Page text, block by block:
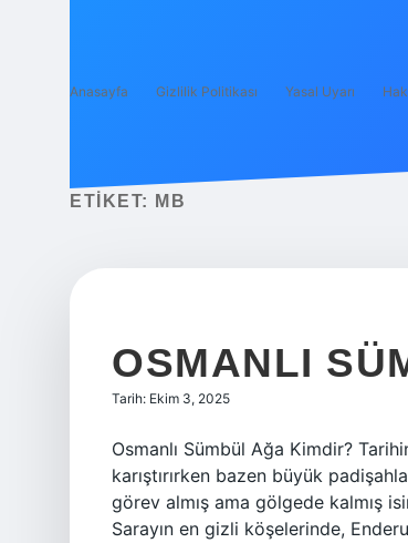
Anasayfa Gizlilik Politikası Yasal Uyarı
ETIKET: MB
OSMANLI
Tarih: Ekim 3, 2025
Osmanlı Sümbül Ağa Kimdir?
karıştırırken bazen büyük
görev almış ama gölgede kalmış
Sarayın en gizli köşelerinde,